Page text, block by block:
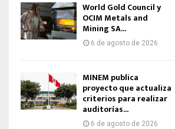
World Gold Council y
OCIM Metals and
Mining SA...
6 de agosto de 2026
MINEM publica
proyecto que actualiza
criterios para realizar
auditorías...
6 de agosto de 2026